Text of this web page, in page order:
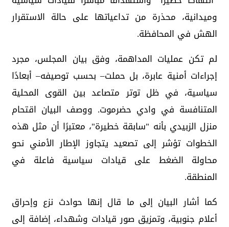
وميدانية، محذرة من تداعياتها على حالة الاستقرار
الهش في المحافظة.
لم تكن عمليات المداهمة، وفق بيان المجلس، مجرد
إجراءات أمنية عابرة، بل حملت– بحسب توصيفه– أبعادًا
سياسية، في ظل توتر متصاعد بين القوى المحلية
المتنافسة في وادي حضرموت. ووصف البيان اقتحام
منزل الزبيدي بأنه "سابقة خطيرة"، معتبرًا أن مثل هذه
الخطوات تؤشر إلى تصعيد يتجاوز الإطار الأمني نحو
محاولة الضغط على قيادات سياسية فاعلة في
المنطقة.
كما أشار البيان إلى ما قال إنها حوادث نزع وإحراق
أعلام جنوبية، وتمزيق صور قيادات وشهداء، إضافة إلى